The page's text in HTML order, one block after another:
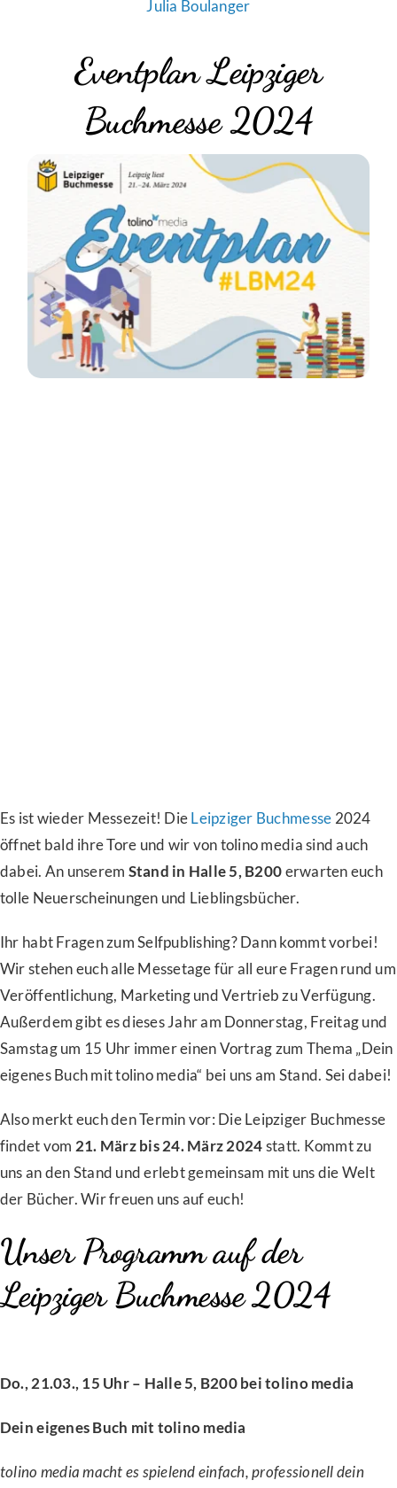
Julia Boulanger
Eventplan Leipziger
Buchmesse 2024
Es ist wieder Messezeit! DieLeipziger Buchmesse 2024
öffnet bald ihre Tore und wir von tolino media sind auch
dabei. An unserem Stand in Halle 5, B200erwarten euch
tolle Neuerscheinungen und Lieblingsbücher.
Ihr habt Fragen zum Selfpublishing? Dann kommt vorbei!
Wir stehen euch alle Messetage für all eure Fragen rund um
Veröffentlichung, Marketing und Vertrieb zu Verfügung.
Außerdem gibt es dieses Jahr am Donnerstag, Freitag und
Samstag um 15 Uhr immer einen Vortrag zum Thema „Dein
eigenes Buch mit tolino media“ bei uns am Stand. Sei dabei!
Also merkt euch den Termin vor: Die Leipziger Buchmesse
findet vom 21. März bis 24. März 2024statt. Kommt zu
uns an den Stand und erlebt gemeinsam mit uns die Welt
der Bücher. Wir freuen uns auf euch!
Unser Programm auf der
Leipziger Buchmesse 2024
Do., 21.03., 15 Uhr – Halle 5, B200 bei tolino media
Dein eigenes Buch mit tolino media
tolino media macht es spielend einfach, professionell dein